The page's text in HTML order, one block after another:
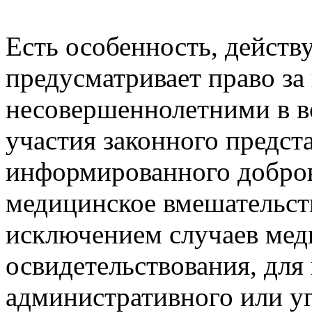
Есть особенность,
предусматривает право
несовершеннолетними в
участия законного
информированного
медицинское
исключением случаев
освидетельствования,
административного или